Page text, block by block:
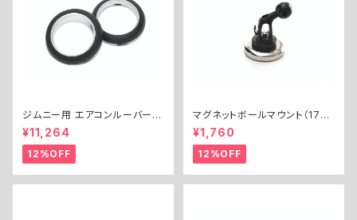
ジムニー用 エアコンルーバーリ
ングキット ／ A/C LOUVER RI
NGS KIT for Jimny
¥11,264
12%OFF
マグネットボールマウント（17m
m）
¥1,760
12%OFF